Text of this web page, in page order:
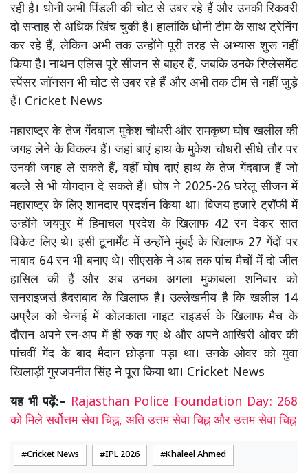
रही है। धोनी अभी पिंडली की चोट से उबर रहे हैं और उनकी रिकवरी
दो सप्ताह से अधिक खिंच चुकी है। हालांकि धोनी टीम के साथ ट्रेनिंग
कर रहे हैं, लेकिन अभी तक उन्होंने पूरी तरह से अभ्यास शुरू नहीं
किया है। नाथन एलिस पूरे सीजन से बाहर हैं, जबकि उनके रिप्लेसमेंट
स्पेंसर जॉनसन भी चोट से उबर रहे हैं और अभी तक टीम से नहीं जुड़े
हैं। Cricket News
महाराष्ट्र के तेज गेंदबाज मुकेश चौधरी और रामकृष्ण घोष खलील की
जगह लेने के विकल्प हैं। जहां बाएं हाथ के मुकेश चौधरी सीधे तौर पर
उनकी जगह ले सकते हैं, वहीं घोष दाएं हाथ के तेज गेंदबाज हैं जो
बल्ले से भी योगदान दे सकते हैं। घोष ने 2025-26 घरेलू सीजन में
महाराष्ट्र के लिए शानदार प्रदर्शन किया था। विजय हजारे ट्रॉफी में
उन्होंने जयपुर में हिमाचल प्रदेश के खिलाफ 42 रन देकर सात
विकेट लिए थे। इसी टूनार्मेंट में उन्होंने मुंबई के खिलाफ 27 गेंदों पर
नाबाद 64 रन भी बनाए थे। सीएसके ने अब तक पांच मैचों में दो जीत
हासिल की हैं और अब उनका अगला मुकाबला शनिवार को
सनराइजर्स हैदराबाद के खिलाफ है। उल्लेखनीय है कि खलील 14
अप्रैल को चेन्नई में कोलकाता नाइट राइडर्स के खिलाफ मैच के
दौरान अपने रन-अप में ही रुक गए थे और अपने आखिरी ओवर की
पांचवीं गेंद के बाद मैदान छोड़ना पड़ा था। उनके ओवर को युवा
खिलाड़ी गुरजपनीत सिंह ने पूरा किया था। Cricket News
यह भी पढ़ें:– Rajasthan Police Foundation Day: 268
को मिले सर्वोत्तम सेवा चिह्न, अति उत्तम सेवा चिह्न और उत्तम सेवा चिह्न
Cricket News IPL 2026 Khaleel Ahmed